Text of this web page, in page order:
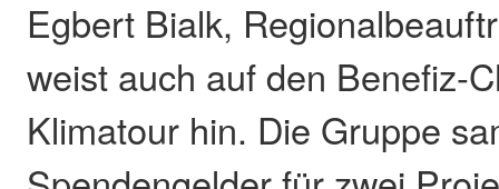
Egbert Bialk,
weist auch auf den Benefiz-
Klimatour hin. Die Gruppe